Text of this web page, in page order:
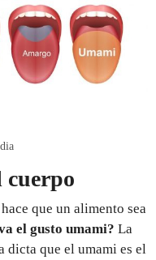
que un alimento sea
el gusto umami? La
dicta que el umami es el